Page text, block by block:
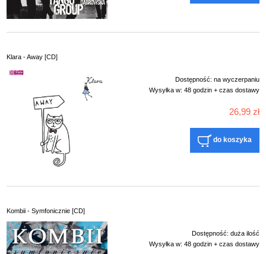
Klara - Away [CD]
Dostępność: na wyczerpaniu
Wysyłka w: 48 godzin + czas dostawy
26,99 zł
do koszyka
Kombii - Symfonicznie [CD]
Dostępność: duża ilość
Wysyłka w: 48 godzin + czas dostawy